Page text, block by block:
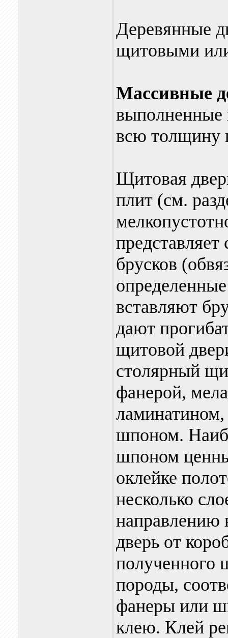
Деревянные
щитовыми
Массивные
выполненные
всю толщину
Щитовая
плит (см.
брусков
вставляют
дают
щитовой
столярный
фанерой,
шпоном.
шпоном
оклейке
несколько
направлению
дверь от
полученного
породы,
фанеры или
клею. Клей